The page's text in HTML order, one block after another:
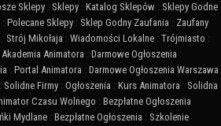
Sklepy : Sklepy : Katalog Sklepów : Sklepy Godne
: Polecane Sklepy : Sklep Godny Zaufania : Zaufany
: Strój Mikołaja : Wiadomości Lokalne : Trójmiasto :
Akademia Animatora : Darmowe Ogłoszenia :
: Portal Animatora : Darmowe Ogłoszenia Warszawa
: Solidne Firmy : Ogłoszenia : Kurs Animatora : Solidna
Czasu Wolnego : Bezpłatne Ogłoszenia
Mydlane : Bezpłatne Ogłoszenia : Szkolenie